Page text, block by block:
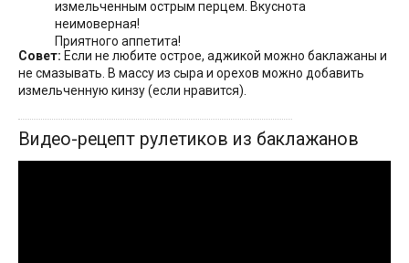
измельченным острым перцем. Вкуснота
неимоверная!
Приятного аппетита!
Совет: Если не любите острое, аджикой можно баклажаны и
не смазывать. В массу из сыра и орехов можно добавить
измельченную кинзу (если нравится).
Видео-рецепт рулетиков из баклажанов